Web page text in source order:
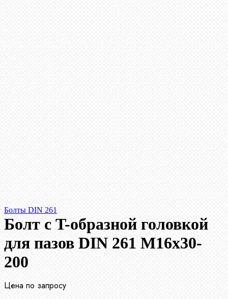
Болты DIN 261
Болт с T-образной головкой
для пазов DIN 261 М16х30-
200
Цена по запросу